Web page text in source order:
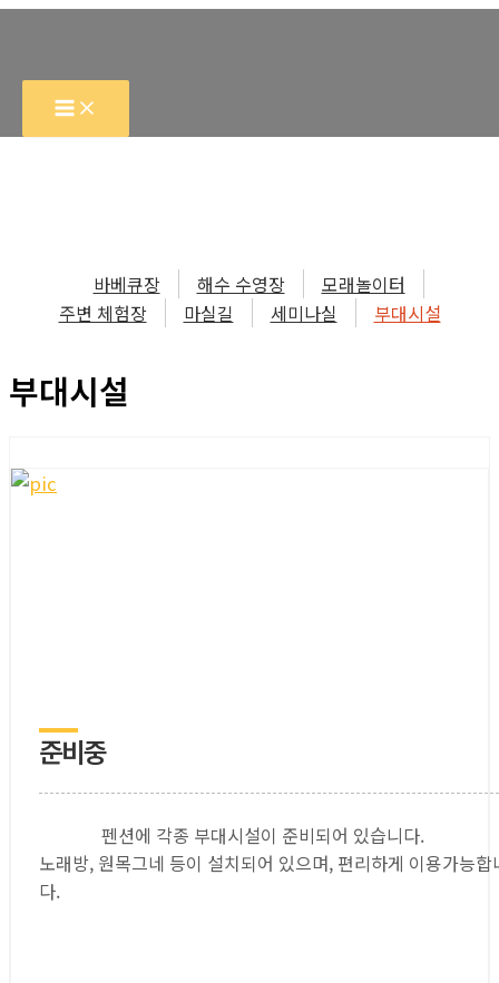
츠
건
바베큐장
해수 수영장
모래놀이터
주변 체험장
마실길 세미나실 부대시설
부대시설
준비중
펜션에 각종 부대시설이 준비되어 있습니다.
노래방, 원목그네 등이 설치되어 있으며, 편리하게 이용가능합
다.